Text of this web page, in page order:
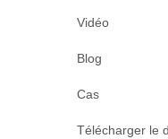
Vidéo
Blog
Cas
Télécharger le